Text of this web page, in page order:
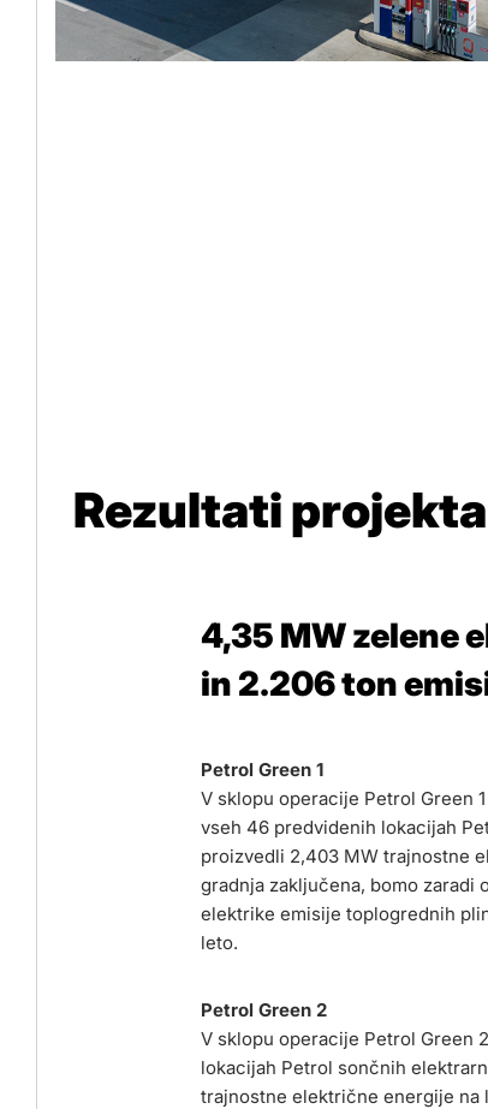
Rezultati projekta
4,35 MW zelene
in 2.206 ton
Petrol Green 1
V sklopu operacije Petrol Green
vseh 46 predvidenih lokacijah
proizvedli 2,403 MW trajnostne
gradnja zaključena, bomo zaradi
elektrike emisije toplogrednih
leto.
Petrol Green 2
V sklopu operacije Petrol Green
lokacijah Petrol sončnih
trajnostne električne energije